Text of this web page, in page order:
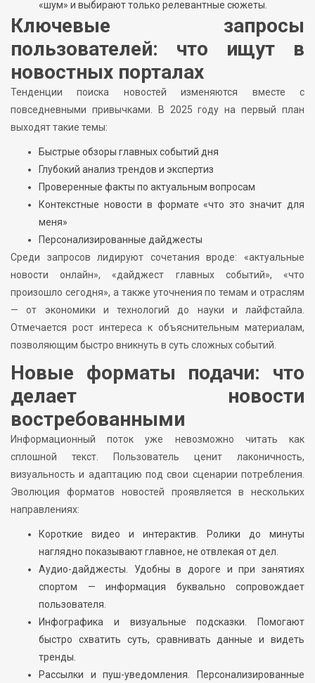
«шум» и выбирают только релевантные сюжеты.
Ключевые запросы
пользователей: что ищут в
новостных порталах
Тенденции поиска новостей изменяются вместе с
повседневными привычками. В 2025 году на первый план
выходят такие темы:
Быстрые обзоры главных событий дня
Глубокий анализ трендов и экспертиз
Проверенные факты по актуальным вопросам
Контекстные новости в формате «что это значит для
меня»
Персонализированные дайджесты
Среди запросов лидируют сочетания вроде: «актуальные
новости онлайн», «дайджест главных событий», «что
произошло сегодня», а также уточнения по темам и отраслям
— от экономики и технологий до науки и лайфстайла.
Отмечается рост интереса к объяснительным материалам,
позволяющим быстро вникнуть в суть сложных событий.
Новые форматы подачи: что
делает новости
востребованными
Информационный поток уже невозможно читать как
сплошной текст. Пользователь ценит лаконичность,
визуальность и адаптацию под свои сценарии потребления.
Эволюция форматов новостей проявляется в нескольких
направлениях:
Короткие видео и интерактив. Ролики до минуты
наглядно показывают главное, не отвлекая от дел.
Аудио-дайджесты. Удобны в дороге и при занятиях
спортом — информация буквально сопровождает
пользователя.
Инфографика и визуальные подсказки. Помогают
быстро схватить суть, сравнивать данные и видеть
тренды.
Рассылки и пуш-уведомления. Персонализированные